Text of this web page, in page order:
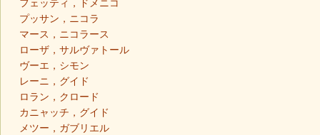
フェッティ，ドメニコ
プッサン，ニコラ
マース，ニコラース
ローザ，サルヴァトール
ヴーエ，シモン
レーニ，グイド
ロラン，クロード
カニャッチ，グイド
メツー，ガブリエル